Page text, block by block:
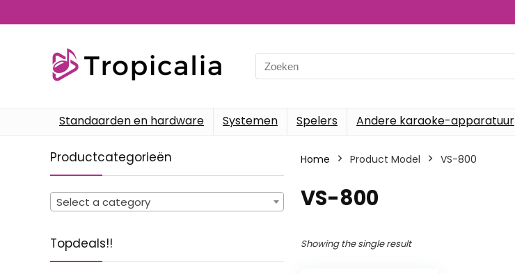
Search
for:
Standaarden en hardware Systemen Spelers Andere karaoke-apparatuur
Productcategorieën
Select a category
Topdeals!!
Home Product Model ‎VS-800
‎VS-800
Showing the single result